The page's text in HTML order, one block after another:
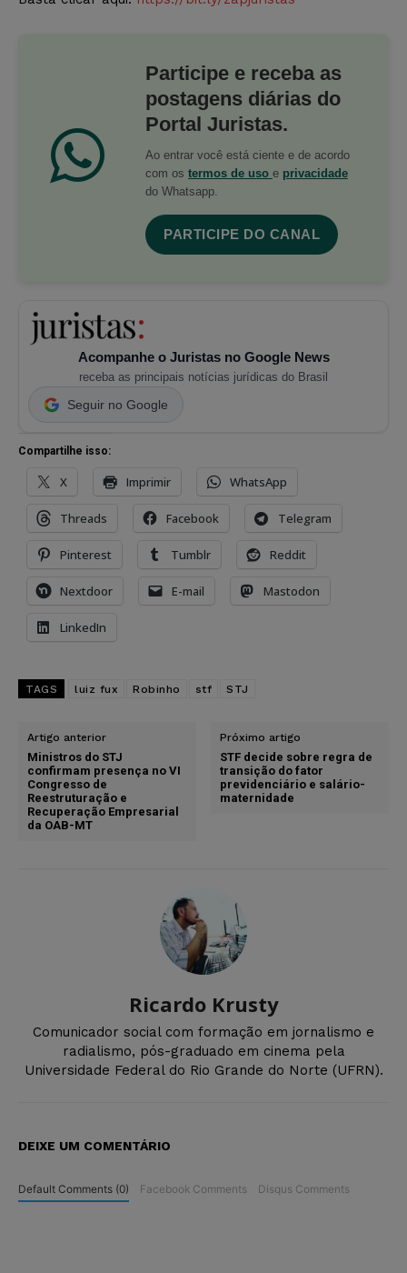
Participe e receba as
postagens diárias do
Portal Juristas.
Ao entrar você está ciente e de acordo
com os termos de uso e privacidade
do Whatsapp.
PARTICIPE DO CANAL
Acompanhe o Juristas no Google News
receba as principais notícias jurídicas do Brasil
Seguir no Google
Compartilhe isso:
X Imprimir WhatsApp
Threads Facebook Telegram
Pinterest Tumblr Reddit
Nextdoor E-mail Mastodon
LinkedIn
TAGS luiz fux Robinho stf STJ
Artigo anterior
Ministros do STJ
confirmam presença no VI
Congresso de
Reestruturação e
Recuperação Empresarial
da OAB-MT
Próximo artigo
STF decide sobre regra de
transição do fator
previdenciário e salário-
maternidade
Ricardo Krusty
Comunicador social com formação em jornalismo e
radialismo, pós-graduado em cinema pela
Universidade Federal do Rio Grande do Norte (UFRN).
DEIXE UM COMENTÁRIO
Default Comments (0) Facebook Comments Disqus Comments